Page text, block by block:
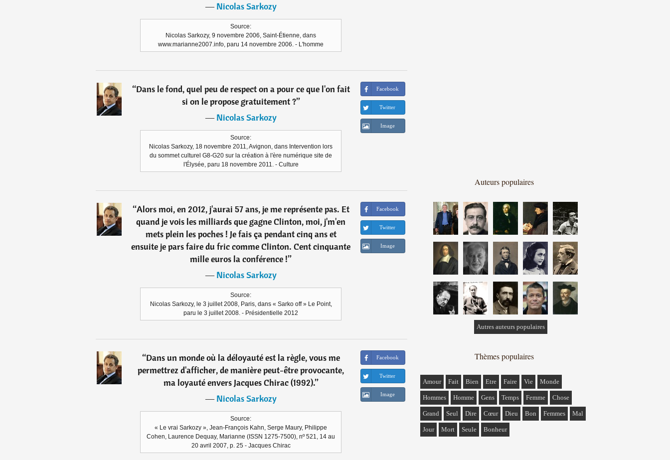
―Nicolas Sarkozy
Source:
Nicolas Sarkozy, 9 novembre 2006, Saint-Étienne, dans
www.marianne2007.info, paru 14 novembre 2006. - L'homme
“Dans le fond, quel peu de respect on a pour ce que l'on fait
si on le propose gratuitement ?”
―Nicolas Sarkozy
Source:
Nicolas Sarkozy, 18 novembre 2011, Avignon, dans Intervention lors
du sommet culturel G8-G20 sur la création à l'ère numérique site de
l'Élysée, paru 18 novembre 2011. - Culture
Facebook
Twitter
Image
“Alors moi, en 2012, j'aurai 57 ans, je me représente pas. Et
quand je vois les milliards que gagne Clinton, moi, j'm'en
mets plein les poches ! Je fais ça pendant cinq ans et
ensuite je pars faire du fric comme Clinton. Cent cinquante
mille euros la conférence !”
―Nicolas Sarkozy
Source:
Nicolas Sarkozy, le 3 juillet 2008, Paris, dans « Sarko off » Le Point,
paru le 3 juillet 2008. - Présidentielle 2012
Facebook
Twitter
Image
“Dans un monde où la déloyauté est la règle, vous me
permettrez d'afficher, de manière peut-être provocante,
ma loyauté envers Jacques Chirac (1992).”
―Nicolas Sarkozy
Source:
« Le vrai Sarkozy », Jean-François Kahn, Serge Maury, Philippe
Cohen, Laurence Dequay, Marianne (ISSN 1275-7500), nº 521, 14 au
20 avril 2007, p. 25 - Jacques Chirac
Facebook
Twitter
Image
Auteurs populaires
Autres auteurs populaires
Thèmes populaires
Amour Fait Bien Etre Faire Vie Monde
Hommes Homme Gens Temps Femme Chose
Grand Seul Dire Cœur Dieu Bon Femmes Mal
Jour Mort Seule Bonheur